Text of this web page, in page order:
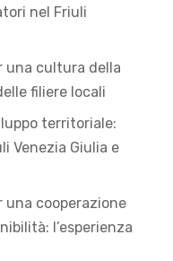
nel Friuli
una cultura della
filiere locali
territoriale:
Venezia Giulia e
una cooperazione
l’esperienza